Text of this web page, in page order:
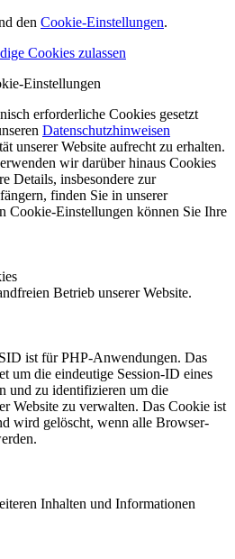
den Cookie-Einstellungen.
Cookies zulassen
Einstellungen
erforderliche Cookies gesetzt
Datenschutzhinweisen
unserer Website aufrecht zu erhalten.
wir darüber hinaus Cookies
Details, insbesondere zur
finden Sie in unserer
Cookie-Einstellungen können Sie Ihre
Betrieb unserer Website.
ist für PHP-Anwendungen. Das
um die eindeutige Session-ID eines
und zu identifizieren um die
Website zu verwalten. Das Cookie ist
wird gelöscht, wenn alle Browser-
Inhalten und Informationen